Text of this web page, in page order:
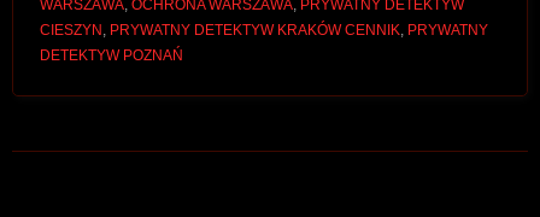
WARSZAWA, OCHRONA WARSZAWA, PRYWATNY DETEKTYW
CIESZYN , PRYWATNY DETEKTYW KRAKÓW CENNIK, PRYWATNY
DETEKTYW POZNAŃ